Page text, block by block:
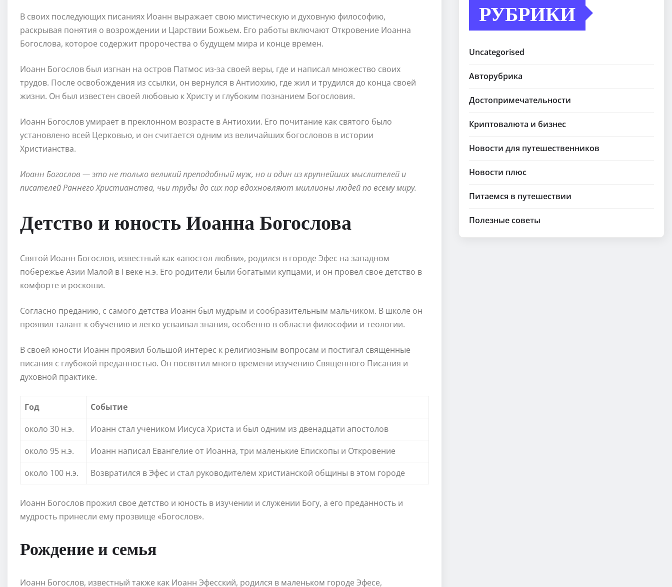
В своих последующих писаниях Иоанн выражает свою мистическую и духовную философию,
раскрывая понятия о возрождении и Царствии Божьем. Его работы включают Откровение Иоанна
Богослова, которое содержит пророчества о будущем мира и конце времен.
Иоанн Богослов был изгнан на остров Патмос из-за своей веры, где и написал множество своих
трудов. После освобождения из ссылки, он вернулся в Антиохию, где жил и трудился до конца своей
жизни. Он был известен своей любовью к Христу и глубоким познанием Богословия.
Иоанн Богослов умирает в преклонном возрасте в Антиохии. Его почитание как святого было
установлено всей Церковью, и он считается одним из величайших богословов в истории
Христианства.
Иоанн Богослов — это не только великий преподобный муж, но и один из крупнейших мыслителей и
писателей Раннего Христианства, чьи труды до сих пор вдохновляют миллионы людей по всему миру.
Детство и юность Иоанна Богослова
Святой Иоанн Богослов, известный как «апостол любви», родился в городе Эфес на западном
побережье Азии Малой в I веке н.э. Его родители были богатыми купцами, и он провел свое детство в
комфорте и роскоши.
Согласно преданию, с самого детства Иоанн был мудрым и сообразительным мальчиком. В школе он
проявил талант к обучению и легко усваивал знания, особенно в области философии и теологии.
В своей юности Иоанн проявил большой интерес к религиозным вопросам и постигал священные
писания с глубокой преданностью. Он посвятил много времени изучению Священного Писания и
духовной практике.
Год
Событие
около 30 н.э.
Иоанн стал учеником Иисуса Христа и был одним из двенадцати апостолов
около 95 н.э.
Иоанн написал Евангелие от Иоанна, три маленькие Епископы и Откровение
около 100 н.э.
Возвратился в Эфес и стал руководителем христианской общины в этом городе
Иоанн Богослов прожил свое детство и юность в изучении и служении Богу, а его преданность и
мудрость принесли ему прозвище «Богослов».
Рождение и семья
Иоанн Богослов, известный также как Иоанн Эфесский, родился в маленьком городе Эфесе,
РУБРИКИ
Uncategorised
Авторубрика
Достопримечательности
Криптовалюта и бизнес
Новости для путешественников
Новости плюс
Питаемся в путешествии
Полезные советы